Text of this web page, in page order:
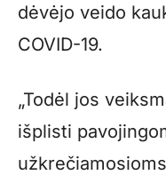
dėvėjo veido
COVID-19.
„Todėl jos
išplisti